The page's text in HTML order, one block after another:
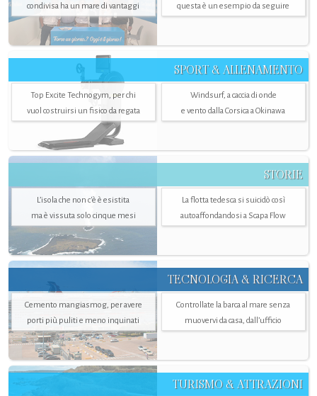
condivisa ha un mare di vantaggi
questa è un esempio da seguire
SPORT & ALLENAMENTO
Top Excite Technogym, per chi
vuol costruirsi un fisico da regata
Windsurf, a caccia di onde
e vento dalla Corsica a Okinawa
STORIE
L’isola che non c'è è esistita
ma è vissuta solo cinque mesi
La flotta tedesca si suicidò così
autoaffondandosi a Scapa Flow
TECNOLOGIA & RICERCA
Cemento mangiasmog, per avere
porti più puliti e meno inquinati
Controllate la barca al mare senza
muovervi da casa, dall’ufficio
TURISMO & ATTRAZIONI